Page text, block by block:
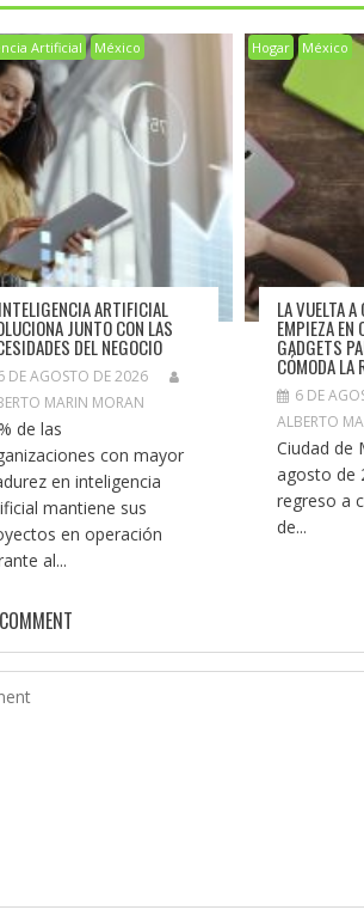
Artificial México
ARTIFICIAL
JUNTO CON LAS
DEL NEGOCIO
DE AGOSTO DE 2026
MARIN MORAN
de las
con mayor
en inteligencia
mantiene sus
en operación
al...
Hogar México
LA VUELTA
EMPIEZA EN
GADGETS
CÓMODA LA
6 DE
ALBERTO
Ciudad de
agosto de
regreso a
de...